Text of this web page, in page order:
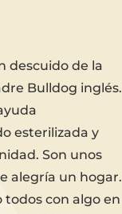
descuido de la
Bulldog inglés.
esterilizada y
Son unos
alegría un hogar.
todos con algo en